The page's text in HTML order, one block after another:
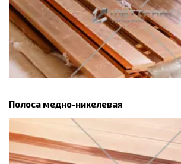
Полоса медно-никелевая